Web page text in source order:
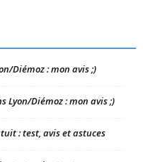
Diémoz : mon avis ;)
Lyon/Diémoz : mon avis ;)
: test, avis et astuces